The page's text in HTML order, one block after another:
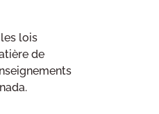
lois
de
.